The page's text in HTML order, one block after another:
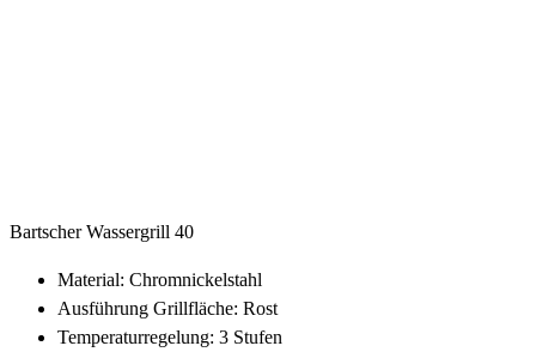
Bartscher Wassergrill 40
Material: Chromnickelstahl
Ausführung Grillfläche: Rost
Temperaturregelung: 3 Stufen